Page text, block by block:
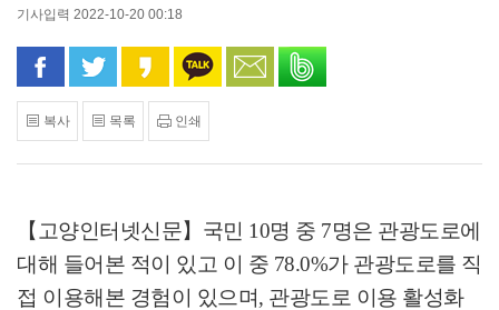
기사입력 2022-10-20 00:18
페이스북으로 공유
트위터로 공유카카오 스토리로 공유
카카오톡으로 공유
문자로 공유
복사 목록 인쇄
【고양인터넷신문】 국민 10명 중 7명은 관광도로에
대해 들어본 적이 있고 이 중 78.0%가 관광도로를 직
접 이용해본 경험이 있으며, 관광도로 이용 활성화